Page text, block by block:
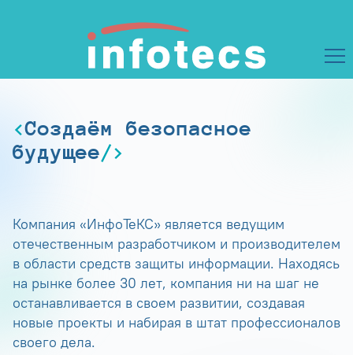
Создаём безопасное
будущее
Компания «ИнфоТеКС» является ведущим
отечественным разработчиком и производителем
в области средств защиты информации. Находясь
на рынке более 30 лет, компания ни на шаг не
останавливается в своем развитии, создавая
новые проекты и набирая в штат профессионалов
своего дела.